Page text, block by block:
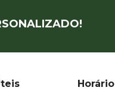
Horário